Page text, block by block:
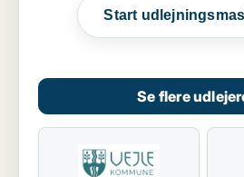
Start
Se flere